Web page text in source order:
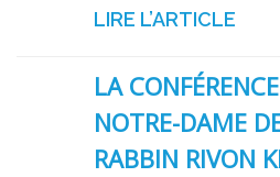
LIRE L’ARTICLE
LA
NOTRE-DAME
RABBIN RIVON